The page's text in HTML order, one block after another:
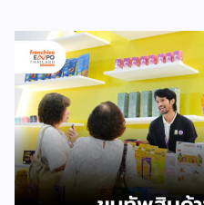
บริหารธุรกิจ การวางแผนการเงิ
เตรียมความพร้อมสำหรับการ
จัดงานครั้งนี้คาดว่าจะสร้างมูล
แฟรนไชส์ไม่ใช่เพียงโมเดลธุร
แบรนด์ไทยให้ก้าวสู่ตลาดใหม่
พันธมิตร สนับสนุนผู้ประกอบกา
แบรนด์ และเปิดตลาดต่างประ
ทางสู่การเปิดตลาดใหม่ เพื่อพา
ตลาดโลก ด้วยบทบาท